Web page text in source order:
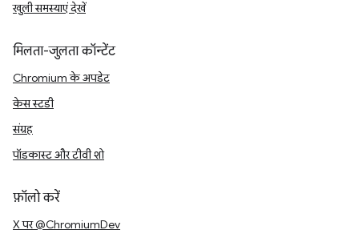
खुली समस्याएं देखें
मिलता-जुलता कॉन्टेंट
Chromium के अपडेट
केस स्टडी
संग्रह
पॉडकास्ट और टीवी शो
फ़ॉलो करें
X पर @ChromiumDev